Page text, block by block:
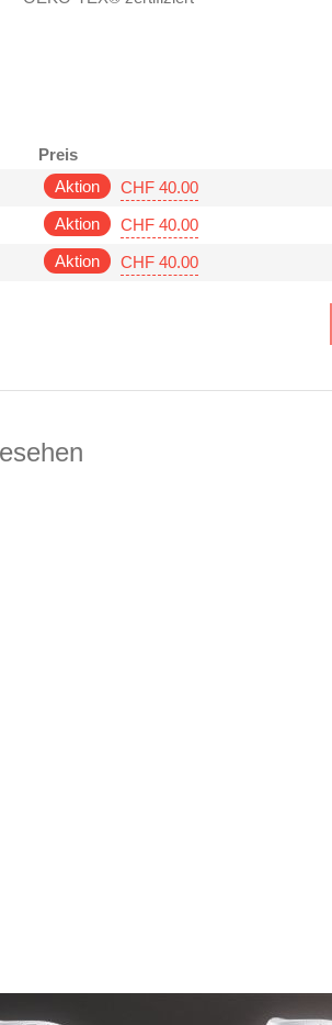
Preis
Aktion CHF 40.00
Aktion CHF 40.00
Aktion CHF 40.00